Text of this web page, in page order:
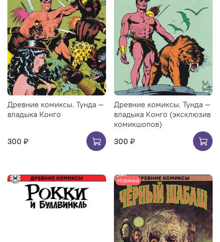
Древние комиксы. Тунда —
владыка Конго
300 ₽
Древние комиксы. Тунда —
владыка Конго (эксклюзив
комикшопов)
300 ₽
Новинка